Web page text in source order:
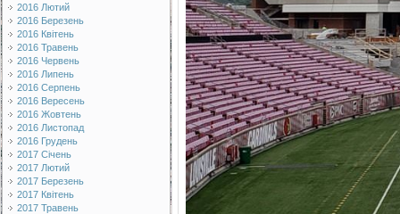
2016 Лютий
2016 Березень
2016 Квітень
2016 Травень
2016 Червень
2016 Липень
2016 Серпень
2016 Вересень
2016 Жовтень
2016 Листопад
2016 Грудень
2017 Січень
2017 Лютий
2017 Березень
2017 Квітень
2017 Травень